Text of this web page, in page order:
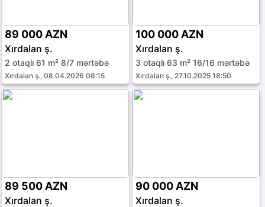
89 000 AZN
Xırdalan ş.
2 otaqlı 61 m² 8/7 mərtəbə
Xırdalan ş., 08.04.2026 08:15
100 000 AZN
Xırdalan ş.
3 otaqlı 63 m² 16/16 mərtəbə
Xırdalan ş., 27.10.2025 18:50
89 500 AZN
Xırdalan ş.
90 000 AZN
Xırdalan ş.